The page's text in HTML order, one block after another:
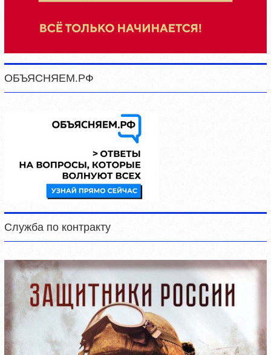
ОБЪЯСНЯЕМ.РФ
Служба по контракту